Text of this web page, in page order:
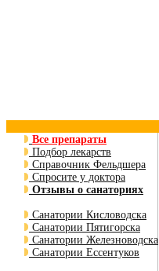
Все препараты
Подбор лекарств
Справочник Фельдшера
Спросите у доктора
Отзывы о санаториях
Санатории Кисловодска
Санатории Пятигорска
Санатории Железноводска
Санатории Ессентуков